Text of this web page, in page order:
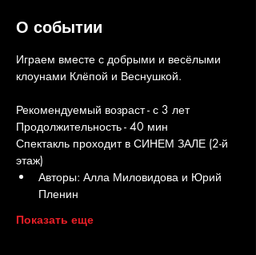
О событии
Играем вместе с добрыми и весёлыми
клоунами Клёпой и Веснушкой.
Рекомендуемый возраст - с 3 лет
Продолжительность - 40 мин
Спектакль проходит в СИНЕМ ЗАЛЕ (2-й
этаж)
Авторы: Алла Миловидова и Юрий
Пленин
Показать еще